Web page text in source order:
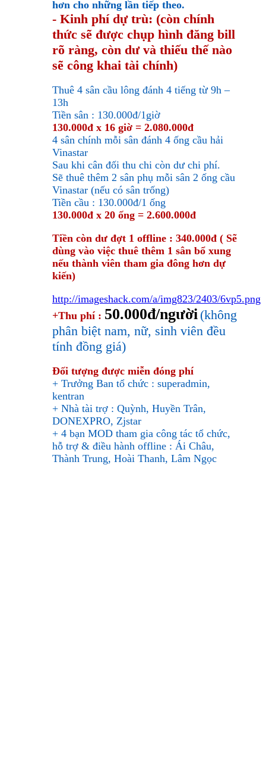
hơn cho những lần tiếp theo.
- Kinh phí dự trù: (còn chính
thức sẽ được chụp hình đăng bill
rõ ràng, còn dư và thiếu thế nào
sẽ công khai tài chính)
Thuê 4 sân cầu lông đánh 4 tiếng từ 9h –
13h
Tiền sân : 130.000đ/1giờ
130.000đ x 16 giờ = 2.080.000đ
4 sân chính mỗi sân đánh 4 ống cầu hải
Vinastar
Sau khi cân đối thu chi còn dư chi phí.
Sẽ thuê thêm 2 sân phụ mỗi sân 2 ống cầu
Vinastar (nếu có sân trống)
Tiền cầu : 130.000đ/1 ống
130.000đ x 20 ống = 2.600.000đ
Tiền còn dư đợt 1 offline : 340.000đ ( Sẽ
dùng vào việc thuê thêm 1 sân bổ xung
nếu thành viên tham gia đông hơn dự
kiến)
http://imageshack.com/a/img823/2403/6vp5.png
+Thu phí : 50.000đ/người (không
phân biệt nam, nữ, sinh viên đều
tính đồng giá)
Đối tượng được miễn đóng phí
+ Trưởng Ban tổ chức : superadmin,
kentran
+ Nhà tài trợ : Quỳnh, Huyền Trân,
DONEXPRO, Zjstar
+ 4 bạn MOD tham gia công tác tổ chức,
hỗ trợ & điều hành offline : Ái Châu,
Thành Trung, Hoài Thanh, Lâm Ngọc